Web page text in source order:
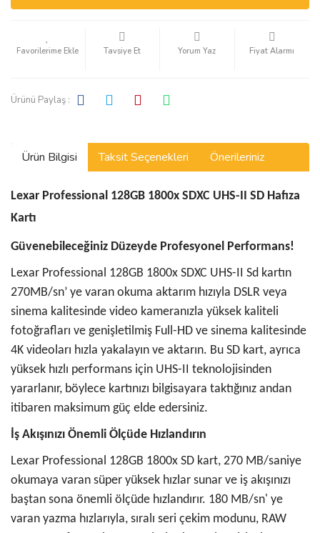
Tavsiye Et Yorum Yaz Fiyat Alarmı
Ürünü Paylaş :
Ürün Bilgisi Taksit Seçenekleri Önerileriniz
Lexar Professional 128GB 1800x SDXC UHS-II SD Hafıza
Kartı
Güvenebileceğiniz Düzeyde Profesyonel Performans!
Lexar Professional 128GB 1800x SDXC UHS-II Sd kartın
270MB/sn’ ye varan okuma aktarım hızıyla DSLR veya
sinema kalitesinde video kameranızla yüksek kaliteli
fotoğrafları ve genişletilmiş Full-HD ve sinema kalitesinde
4K videoları hızla yakalayın ve aktarın. Bu SD kart, ayrıca
yüksek hızlı performans için UHS-II teknolojisinden
yararlanır, böylece kartınızı bilgisayara taktığınız andan
itibaren maksimum güç elde edersiniz.
İş Akışınızı Önemli Ölçüde Hızlandırın
Lexar Professional 128GB 1800x SD kart, 270 MB/saniye
okumaya varan süper yüksek hızlar sunar ve iş akışınızı
baştan sona önemli ölçüde hızlandırır. 180 MB/sn' ye
varan yazma hızlarıyla, sıralı seri çekim modunu, RAW